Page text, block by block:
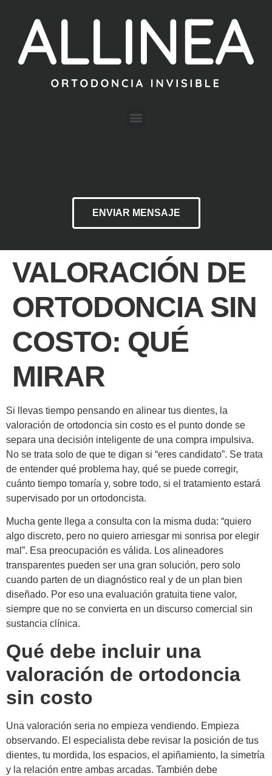
ENVIAR MENSAJE
VALORACIÓN DE
ORTODONCIA SIN
COSTO: QUÉ
MIRAR
Si llevas tiempo pensando en alinear tus dientes, la
valoración de ortodoncia sin costo es el punto donde se
separa una decisión inteligente de una compra impulsiva.
No se trata solo de que te digan si “eres candidato”. Se trata
de entender qué problema hay, qué se puede corregir,
cuánto tiempo tomaría y, sobre todo, si el tratamiento estará
supervisado por un ortodoncista.
Mucha gente llega a consulta con la misma duda: “quiero
algo discreto, pero no quiero arriesgar mi sonrisa por elegir
mal”. Esa preocupación es válida. Los alineadores
transparentes pueden ser una gran solución, pero solo
cuando parten de un diagnóstico real y de un plan bien
diseñado. Por eso una evaluación gratuita tiene valor,
siempre que no se convierta en un discurso comercial sin
sustancia clínica.
Qué debe incluir una
valoración de ortodoncia
sin costo
Una valoración seria no empieza vendiendo. Empieza
observando. El especialista debe revisar la posición de tus
dientes, tu mordida, los espacios, el apiñamiento, la simetría
y la relación entre ambas arcadas. También debe